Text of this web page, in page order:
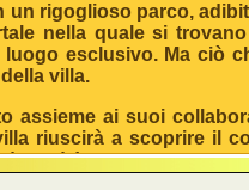
rigoglioso parco,
nella quale si
esclusivo. Ma ciò
villa.
ai suoi
riuscirà a scoprire il
!